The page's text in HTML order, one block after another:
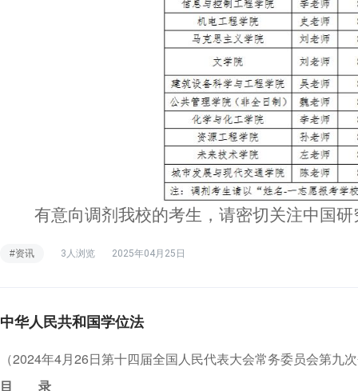
有意向调剂我校的考生，请密切关注中国
#资讯 3人浏览 2025年04月25日
中华人民共和国学位法
（2024年4月26日第十四届全国人民代表大会常务委员会第九
目 录